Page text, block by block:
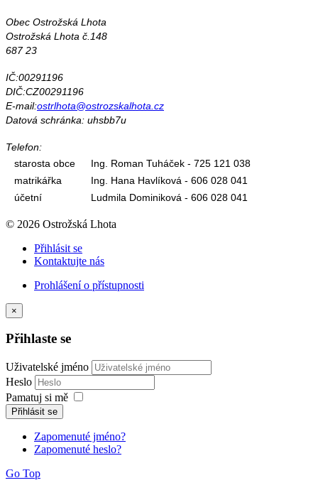
Obec Ostrožská Lhota
Ostrožská Lhota č.148
687 23
IČ:00291196
DIČ:CZ00291196
E-mail:ostrlhota@ostrozskalhota.cz
Datová schránka: uhsbb7u
Telefon:
starosta obce
Ing. Roman Tuháček - 725 121 038
matrikářka
Ing. Hana Havlíková - 606 028 041
účetní
Ludmila Dominiková - 606 028 041
© 2026 Ostrožská Lhota
Přihlásit se
Kontaktujte nás
Prohlášení o přístupnosti
×
Přihlaste se
Uživatelské jméno
Heslo
Pamatuj si mě
Přihlásit se
Zapomenuté jméno?
Zapomenuté heslo?
Go Top